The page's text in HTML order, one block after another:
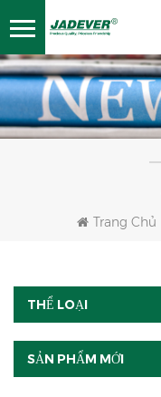
Trang Chủ
THỂ LOẠI
SẢN PHẨM MỚI